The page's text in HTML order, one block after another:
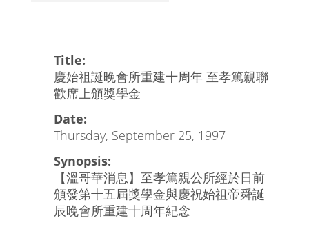
Title:
慶始祖誕晚會所重建十周年 至孝篤親聯
歡席上頒獎學金
Date:
Thursday, September 25, 1997
Synopsis:
【溫哥華消息】至孝篤親公所經於日前
頒發第十五屆獎學金與慶祝始祖帝舜誕
辰晚會所重建十周年紀念